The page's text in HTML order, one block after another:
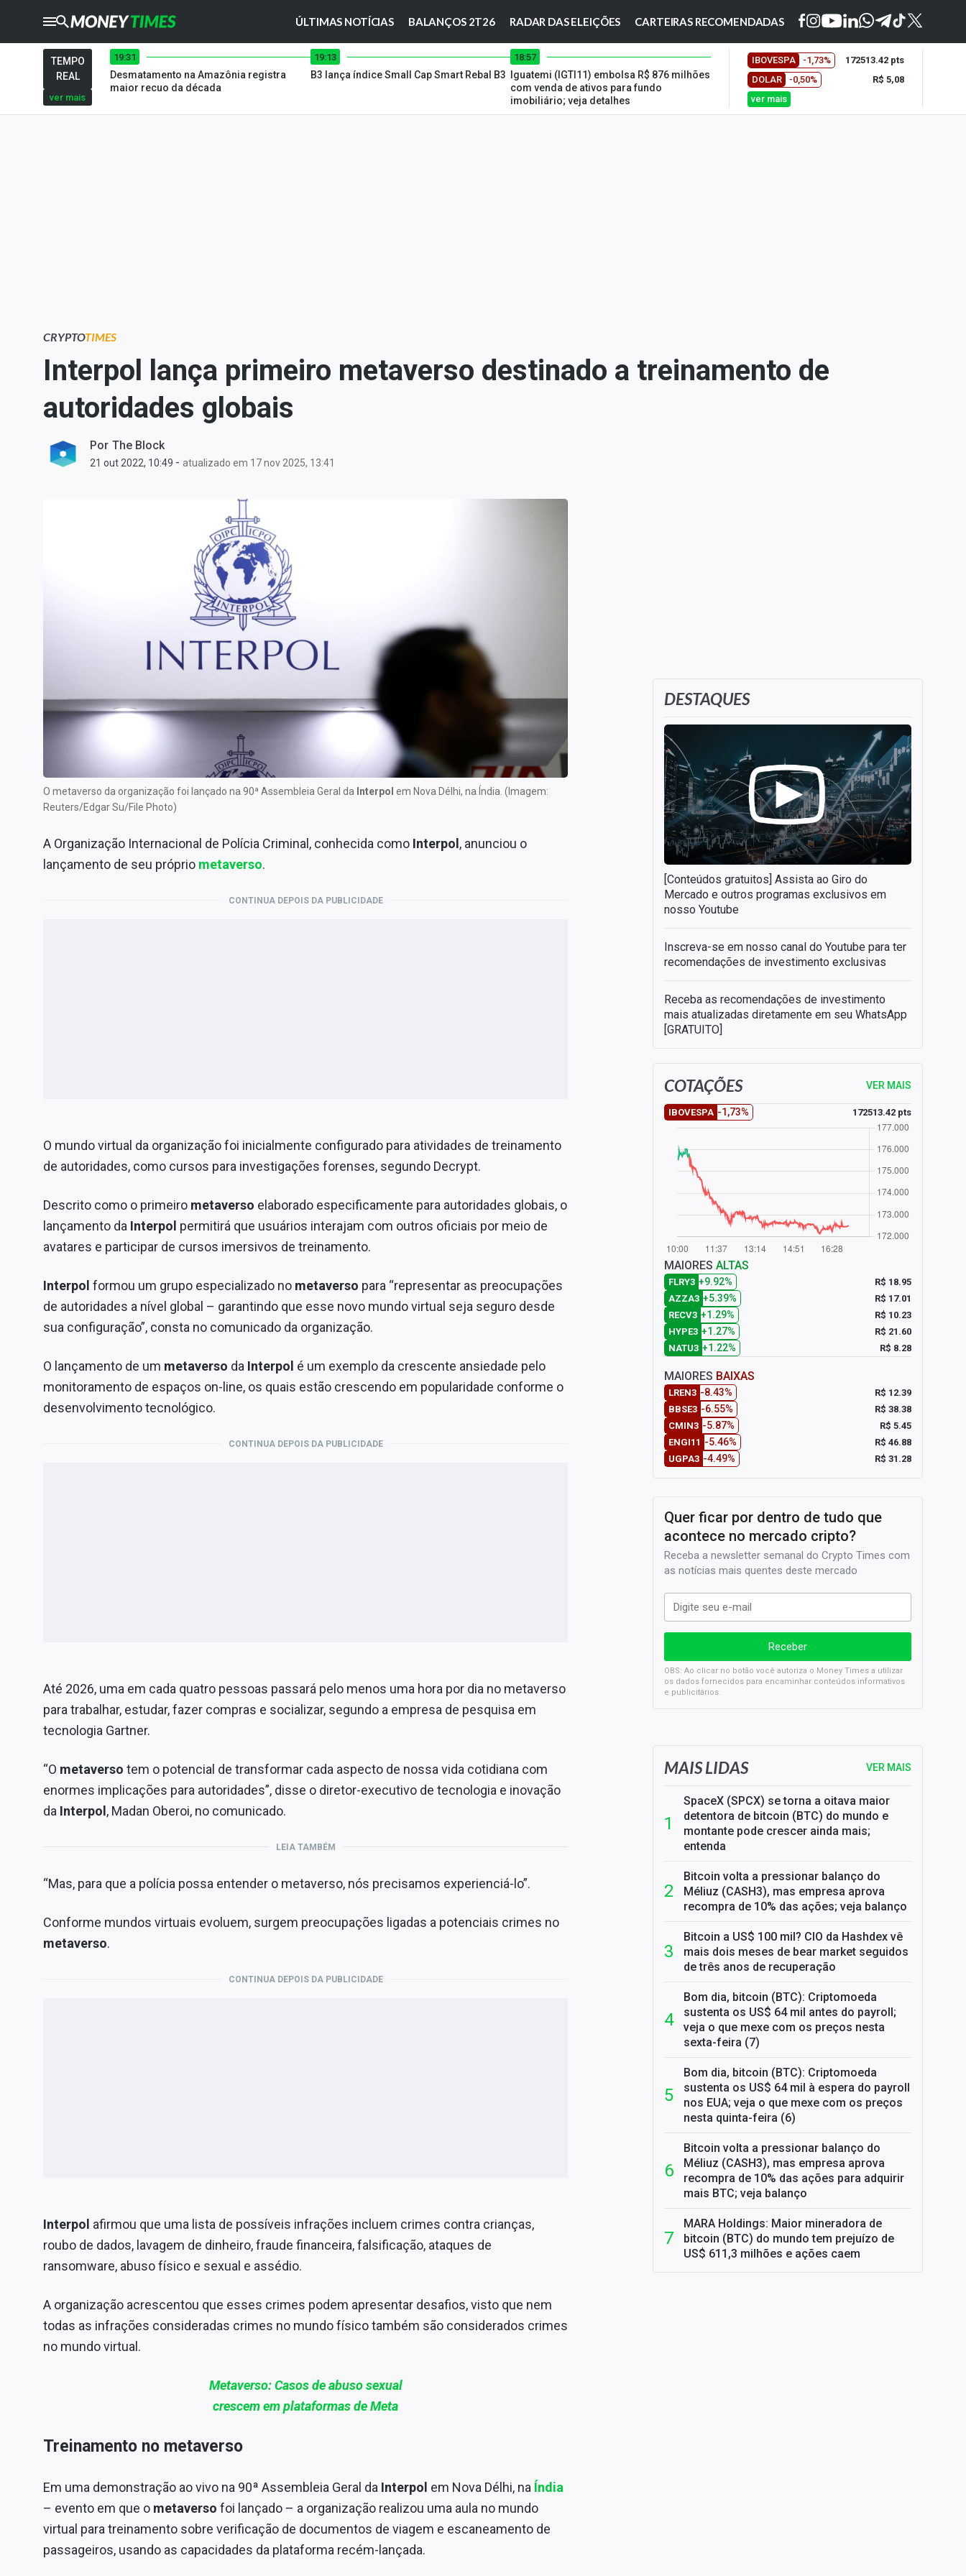
ÚLTIMAS NOTÍCIAS BALANÇOS 2T26 RADAR DAS ELEIÇÕES CARTEIRAS RECOMENDADAS
CRYPTOTIMES
TIMES
Ibovespa
Carteiras Recomendadas
Central de Dividendos
Central de Fundos
Central dos IPOs
Renda Fixa
Finanças Pessoais
Tecnologia
Expediente
Contato
TEMPO
REAL
ver mais
19:31
Desmatamento na Amazônia registra
maior recuo da década
19:13
B3 lança índice Small Cap Smart Rebal B3
18:57
Iguatemi (IGTI11) embolsa R$ 876 milhões
com venda de ativos para fundo
imobiliário; veja detalhes
IBOVESPA -1,73%
172513.42 pts
DOLAR
-0,50%
R$ 5,08
ver mais
CRYPTOTIMES
Interpol lança primeiro metaverso destinado a treinamento de
autoridades globais
Por The Block
21 out 2022, 10:49 - atualizado em 17 nov 2025, 13:41
O metaverso da organização foi lançado na 90ª Assembleia Geral da Interpol em Nova Délhi, na Índia. (Imagem:
Reuters/Edgar Su/File Photo)
A Organização Internacional de Polícia Criminal, conhecida como Interpol, anunciou o
lançamento de seu próprio metaverso.
CONTINUA DEPOIS DA PUBLICIDADE
O mundo virtual da organização foi inicialmente configurado para atividades de treinamento
de autoridades, como cursos para investigações forenses, segundo Decrypt.
Descrito como o primeiro metaverso elaborado especificamente para autoridades globais, o
lançamento da Interpol permitirá que usuários interajam com outros oficiais por meio de
avatares e participar de cursos imersivos de treinamento.
Interpol formou um grupo especializado no metaverso para “representar as preocupações
de autoridades a nível global – garantindo que esse novo mundo virtual seja seguro desde
sua configuração”, consta no comunicado da organização.
O lançamento de um metaverso da Interpol é um exemplo da crescente ansiedade pelo
monitoramento de espaços on-line, os quais estão crescendo em popularidade conforme o
desenvolvimento tecnológico.
CONTINUA DEPOIS DA PUBLICIDADE
Até 2026, uma em cada quatro pessoas passará pelo menos uma hora por dia no metaverso
para trabalhar, estudar, fazer compras e socializar, segundo a empresa de pesquisa em
tecnologia Gartner.
“O metaverso tem o potencial de transformar cada aspecto de nossa vida cotidiana com
enormes implicações para autoridades”, disse o diretor-executivo de tecnologia e inovação
da Interpol, Madan Oberoi, no comunicado.
LEIA TAMBÉM
“Mas, para que a polícia possa entender o metaverso, nós precisamos experienciá-lo”.
Conforme mundos virtuais evoluem, surgem preocupações ligadas a potenciais crimes no
metaverso.
CONTINUA DEPOIS DA PUBLICIDADE
Interpol afirmou que uma lista de possíveis infrações incluem crimes contra crianças,
roubo de dados, lavagem de dinheiro, fraude financeira, falsificação, ataques de
ransomware, abuso físico e sexual e assédio.
A organização acrescentou que esses crimes podem apresentar desafios, visto que nem
todas as infrações consideradas crimes no mundo físico também são considerados crimes
no mundo virtual.
Metaverso: Casos de abuso sexual
crescem em plataformas de Meta
Treinamento no metaverso
Em uma demonstração ao vivo na 90ª Assembleia Geral da Interpol em Nova Délhi, na Índia
– evento em que o metaverso foi lançado – a organização realizou uma aula no mundo
virtual para treinamento sobre verificação de documentos de viagem e escaneamento de
passageiros, usando as capacidades da plataforma recém-lançada.
DESTAQUES
[Conteúdos gratuitos] Assista ao Giro do
Mercado e outros programas exclusivos em
nosso Youtube
Inscreva-se em nosso canal do Youtube para ter
recomendações de investimento exclusivas
Receba as recomendações de investimento
mais atualizadas diretamente em seu WhatsApp
[GRATUITO]
COTAÇÕES VER MAIS
IBOVESPA -1,73% 172513.42 pts
MAIORES ALTAS
FLRY3 +9.92%
R$ 18.95
AZZA3 +5.39%
R$ 17.01
RECV3 +1.29%
R$ 10.23
HYPE3 +1.27%
R$ 21.60
NATU3 +1.22% R$ 8.28
MAIORES BAIXAS
LREN3 -8.43%
R$ 12.39
BBSE3 -6.55%
R$ 38.38
CMIN3 -5.87%
R$ 5.45
ENGI11 -5.46%
R$ 46.88
UGPA3 -4.49% R$ 31.28
Quer ficar por dentro de tudo que
acontece no mercado cripto?
Receba a newsletter semanal do Crypto Times com
as notícias mais quentes deste mercado
OBS: Ao clicar no botão você autoriza o Money Times a utilizar
os dados fornecidos para encaminhar conteúdos informativos
e publicitários.
SELIC em 14%: A repercussão da decisão sobre os JUROS
MAIS LIDAS VER MAIS
SpaceX (SPCX) se torna a oitava maior
detentora de bitcoin (BTC) do mundo e
montante pode crescer ainda mais;
entenda
Bitcoin volta a pressionar balanço do
Méliuz (CASH3), mas empresa aprova
recompra de 10% das ações; veja balanço
Bitcoin a US$ 100 mil? CIO da Hashdex vê
mais dois meses de bear market seguidos
de três anos de recuperação
Bom dia, bitcoin (BTC): Criptomoeda
sustenta os US$ 64 mil antes do payroll;
veja o que mexe com os preços nesta
sexta-feira (7)
Bom dia, bitcoin (BTC): Criptomoeda
sustenta os US$ 64 mil à espera do payroll
nos EUA; veja o que mexe com os preços
nesta quinta-feira (6)
Bitcoin volta a pressionar balanço do
Méliuz (CASH3), mas empresa aprova
recompra de 10% das ações para adquirir
mais BTC; veja balanço
MARA Holdings: Maior mineradora de
bitcoin (BTC) do mundo tem prejuízo de
US$ 611,3 milhões e ações caem